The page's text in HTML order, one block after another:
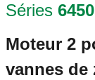
Séries 6450
Moteur 2
vannes de